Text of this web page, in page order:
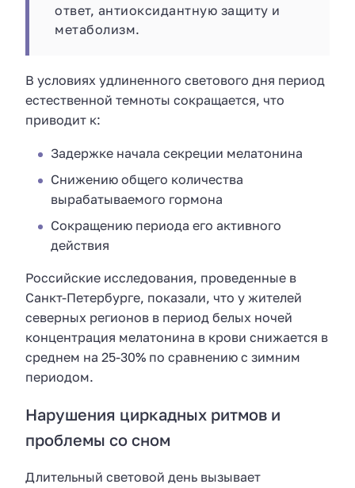
ответ, антиоксидантную защиту и
метаболизм.
В условиях удлиненного светового дня период
естественной темноты сокращается, что
приводит к:
Задержке начала секреции мелатонина
Снижению общего количества
вырабатываемого гормона
Сокращению периода его активного
действия
Российские исследования, проведенные в
Санкт-Петербурге, показали, что у жителей
северных регионов в период белых ночей
концентрация мелатонина в крови снижается в
среднем на 25-30% по сравнению с зимним
периодом.
Нарушения циркадных ритмов и
проблемы со сном
Длительный световой день вызывает